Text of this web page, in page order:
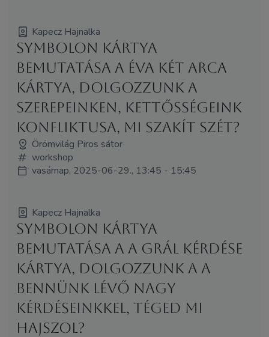
Kapecz Hajnalka
Symbolon kártya
bemutatása a Éva két arca
kártya, dolgozzunk a
szerepeinken, kettősségeink
konfliktusa, mi szakít szét?
Örömvilág Piros sátor
workshop
vasárnap, 2025-06-29., 13:45 - 15:45
Kapecz Hajnalka
Symbolon kártya
bemutatása a A Grál Kérdése
kártya, dolgozzunk a a
bennünk lévő nagy
kérdéseinkkel, téged mi
hajszol?